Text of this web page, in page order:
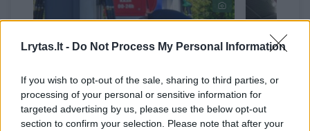
Lrytas.lt - Do Not Process My Personal Information
If you wish to opt-out of the sale, sharing to third parties, or
processing of your personal or sensitive information for
targeted advertising by us, please use the below opt-out
section to confirm your selection. Please note that after your